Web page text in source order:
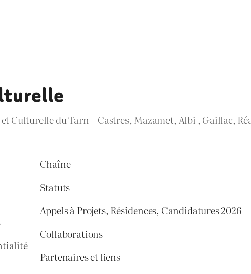
Culturelle du Tarn – Castres, Mazamet, Albi , Gaillac,
Chaîne
Statuts
Appels à Projets, Résidences, Candidatures 2026
Collaborations
Partenaires et liens